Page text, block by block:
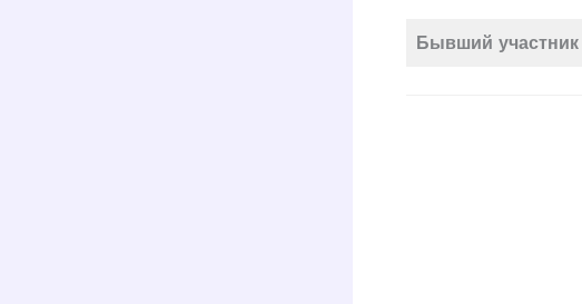
Бывший участник